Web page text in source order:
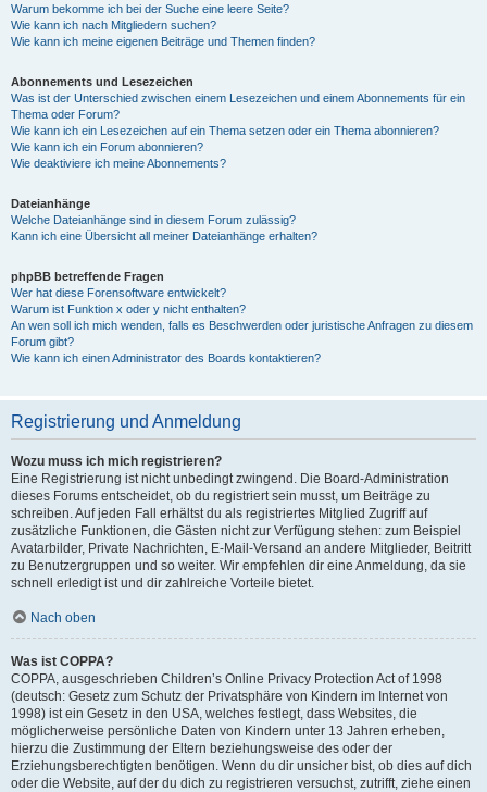
Warum bekomme ich bei der Suche eine leere Seite?
Wie kann ich nach Mitgliedern suchen?
Wie kann ich meine eigenen Beiträge und Themen finden?
Abonnements und Lesezeichen
Was ist der Unterschied zwischen einem Lesezeichen und einem Abonnements für ein
Thema oder Forum?
Wie kann ich ein Lesezeichen auf ein Thema setzen oder ein Thema abonnieren?
Wie kann ich ein Forum abonnieren?
Wie deaktiviere ich meine Abonnements?
Dateianhänge
Welche Dateianhänge sind in diesem Forum zulässig?
Kann ich eine Übersicht all meiner Dateianhänge erhalten?
phpBB betreffende Fragen
Wer hat diese Forensoftware entwickelt?
Warum ist Funktion x oder y nicht enthalten?
An wen soll ich mich wenden, falls es Beschwerden oder juristische Anfragen zu diesem
Forum gibt?
Wie kann ich einen Administrator des Boards kontaktieren?
Registrierung und Anmeldung
Wozu muss ich mich registrieren?
Eine Registrierung ist nicht unbedingt zwingend. Die Board-Administration
dieses Forums entscheidet, ob du registriert sein musst, um Beiträge zu
schreiben. Auf jeden Fall erhältst du als registriertes Mitglied Zugriff auf
zusätzliche Funktionen, die Gästen nicht zur Verfügung stehen: zum Beispiel
Avatarbilder, Private Nachrichten, E-Mail-Versand an andere Mitglieder, Beitritt
zu Benutzergruppen und so weiter. Wir empfehlen dir eine Anmeldung, da sie
schnell erledigt ist und dir zahlreiche Vorteile bietet.
Nach oben
Was ist COPPA?
COPPA, ausgeschrieben Children’s Online Privacy Protection Act of 1998
(deutsch: Gesetz zum Schutz der Privatsphäre von Kindern im Internet von
1998) ist ein Gesetz in den USA, welches festlegt, dass Websites, die
möglicherweise persönliche Daten von Kindern unter 13 Jahren erheben,
hierzu die Zustimmung der Eltern beziehungsweise des oder der
Erziehungsberechtigten benötigen. Wenn du dir unsicher bist, ob dies auf dich
oder die Website, auf der du dich zu registrieren versuchst, zutrifft, ziehe einen